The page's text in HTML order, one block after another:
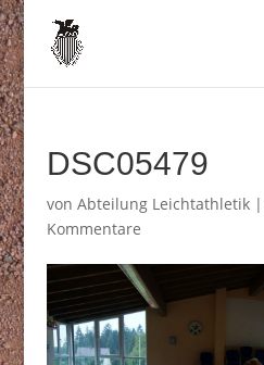
DSC05479
von Abteilung Leichtathletik|
Kommentare